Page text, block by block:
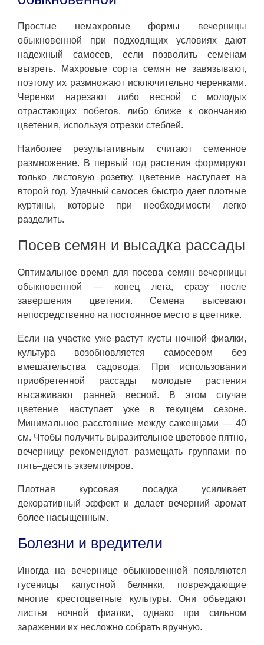
Простые немахровые формы вечерницы
обыкновенной при подходящих условиях дают
надежный самосев, если позволить семенам
вызреть. Махровые сорта семян не завязывают,
поэтому их размножают исключительно черенками.
Черенки нарезают либо весной с молодых
отрастающих побегов, либо ближе к окончанию
цветения, используя отрезки стеблей.
Наиболее результативным считают семенное
размножение. В первый год растения формируют
только листовую розетку, цветение наступает на
второй год. Удачный самосев быстро дает плотные
куртины, которые при необходимости легко
разделить.
Посев семян и высадка рассады
Оптимальное время для посева семян вечерницы
обыкновенной — конец лета, сразу после
завершения цветения. Семена высевают
непосредственно на постоянное место в цветнике.
Если на участке уже растут кусты ночной фиалки,
культура возобновляется самосевом без
вмешательства садовода. При использовании
приобретенной рассады молодые растения
высаживают ранней весной. В этом случае
цветение наступает уже в текущем сезоне.
Минимальное расстояние между саженцами — 40
см. Чтобы получить выразительное цветовое пятно,
вечерницу рекомендуют размещать группами по
пять–десять экземпляров.
Плотная курсовая посадка усиливает
декоративный эффект и делает вечерний аромат
более насыщенным.
Болезни и вредители
Иногда на вечернице обыкновенной появляются
гусеницы капустной белянки, повреждающие
многие крестоцветные культуры. Они объедают
листья ночной фиалки, однако при сильном
заражении их несложно собрать вручную.